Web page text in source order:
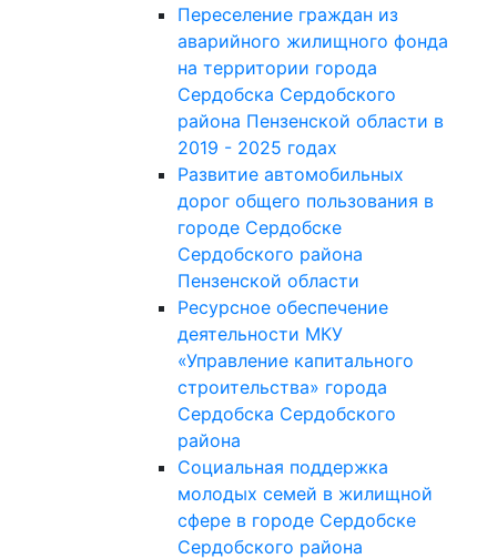
Переселение граждан из
аварийного жилищного фонда
на территории города
Сердобска Сердобского
района Пензенской области в
2019 - 2025 годах
Развитие автомобильных
дорог общего пользования в
городе Сердобске
Сердобского района
Пензенской области
Ресурсное обеспечение
деятельности МКУ
«Управление капитального
строительства» города
Сердобска Сердобского
района
Социальная поддержка
молодых семей в жилищной
сфере в городе Сердобске
Сердобского района